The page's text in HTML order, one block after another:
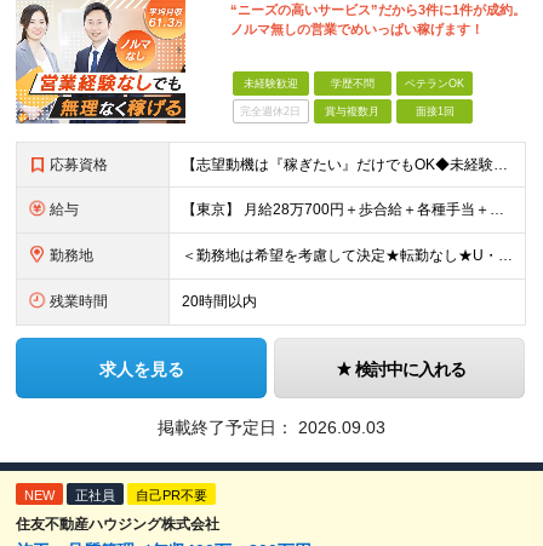
“ニーズの高いサービス”だから3件に1件が成約。
ノルマ無しの営業でめいっぱい稼げます！
未経験歓迎 学歴不問 ベテランOK
完全週休2日 賞与複数月 面接1回
応募資格 【志望動機は『稼ぎたい』だけでもOK◆未経験歓迎◆転職回数不問】 今回の募集は、今後の事業拡大に向けた 育成前提の"増員"募集です。 ★未経験歓迎！業界知識や経験は一切不問！ ★学歴不問・第二新卒
給与 【東京】 月給28万700円＋歩合給＋各種手当＋賞与年2回 ※固定残業代57,900円（36時間分）を含む 【大阪】 月給26万8200円＋歩合給＋各種手当＋賞与年2回 ※固定残業代55,400円（
勤務地 ＜勤務地は希望を考慮して決定★転勤なし★U・Ⅰターン歓迎＞ ※希望を考慮し、全国各エリアのいずれかの支店へ配属 【関東】 宇都宮支店／大宮支店／千葉支店 新宿支店／横浜支店／大和支店 【東海】 名
残業時間 20時間以内
求人を見る 検討中に入れる
掲載終了予定日： 2026.09.03
NEW 正社員 自己PR不要
住友不動産ハウジング株式会社